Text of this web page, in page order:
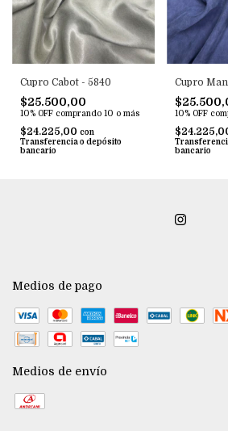
Cupro Cabot - 5840
$25.500,00
10% OFF comprando 10 o más
$24.225,00 con
Transferencia o depósito
bancario
Cupro
10% OFF
bancario
Medios de pago
Medios de envío